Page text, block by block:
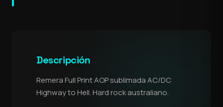
Descripción
Remera Full Print AOP sublimada AC/DC
Highway to Hell. Hard rock australiano.